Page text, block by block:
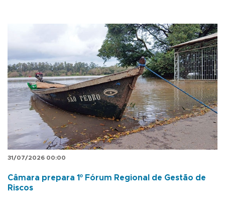
31/07/2026 00:00
Câmara prepara 1º Fórum Regional de Gestão de
Riscos